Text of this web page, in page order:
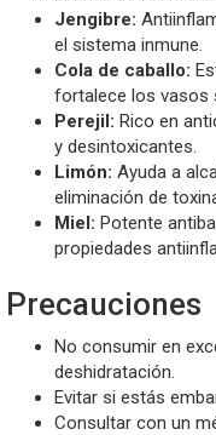
Jengibre:
el sistema inmune.
Cola de caballo:
fortalece los vasos
Perejil: Rico en
y desintoxicantes.
Limón: Ayuda a
eliminación de
Miel: Potente
propiedades
Precauciones
No consumir en
deshidratación.
Evitar si estás
Consultar con un